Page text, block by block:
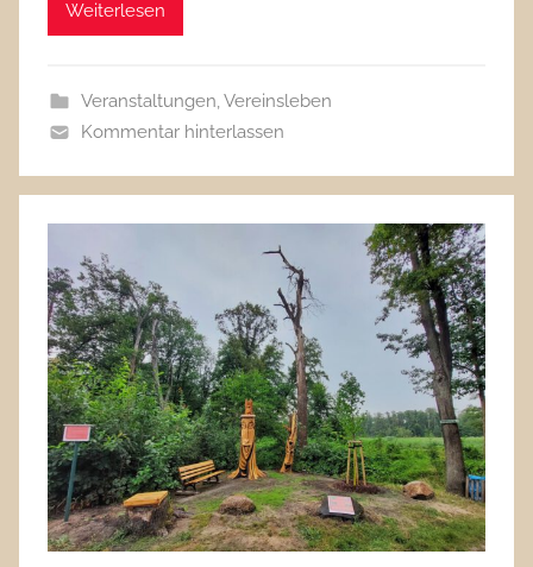
Weiterlesen
Veranstaltungen,Vereinsleben
Kommentar hinterlassen